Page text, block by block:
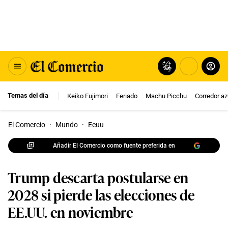
Temas del día Keiko Fujimori Feriado Machu Picchu Corredor
El Comercio · Mundo · Eeuu
Añadir El Comercio como fuente preferida en
Trump descarta postularse en
2028 si pierde las elecciones de
EE.UU. en noviembre